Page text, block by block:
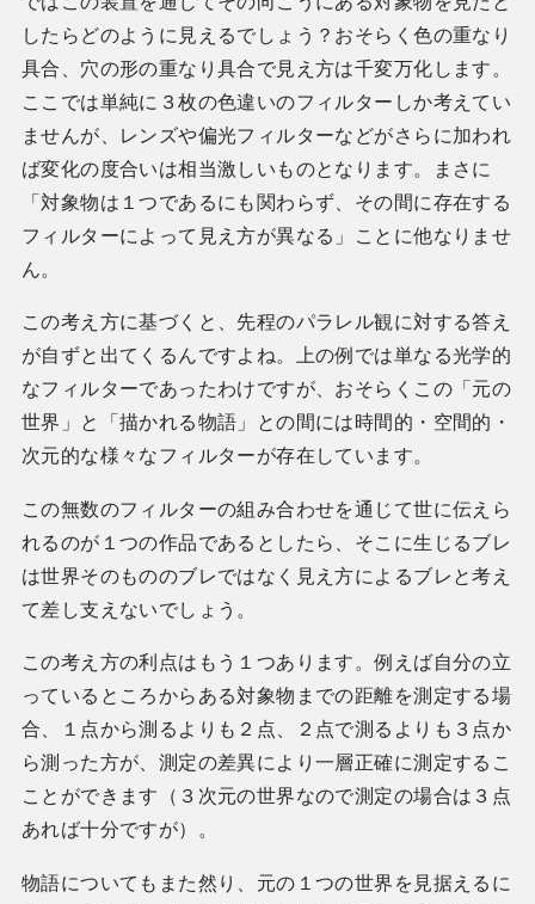
したらどのように見えるでしょう？おそらく色の重なり
具合、穴の形の重なり具合で見え方は千変万化します。
ここでは単純に３枚の色違いのフィルターしか考えてい
ませんが、レンズや偏光フィルターなどがさらに加われ
ば変化の度合いは相当激しいものとなります。まさに
「対象物は１つであるにも関わらず、その間に存在する
フィルターによって見え方が異なる」ことに他なりませ
ん。
この考え方に基づくと、先程のパラレル観に対する答え
が自ずと出てくるんですよね。上の例では単なる光学的
なフィルターであったわけですが、おそらくこの「元の
世界」と「描かれる物語」との間には時間的・空間的・
次元的な様々なフィルターが存在しています。
この無数のフィルターの組み合わせを通じて世に伝えら
れるのが１つの作品であるとしたら、そこに生じるブレ
は世界そのもののブレではなく見え方によるブレと考え
て差し支えないでしょう。
この考え方の利点はもう１つあります。例えば自分の立
っているところからある対象物までの距離を測定する場
合、１点から測るよりも２点、２点で測るよりも３点か
ら測った方が、測定の差異により一層正確に測定するこ
ことができます（３次元の世界なので測定の場合は３点
あれば十分ですが）。
物語についてもまた然り、元の１つの世界を見据えるに